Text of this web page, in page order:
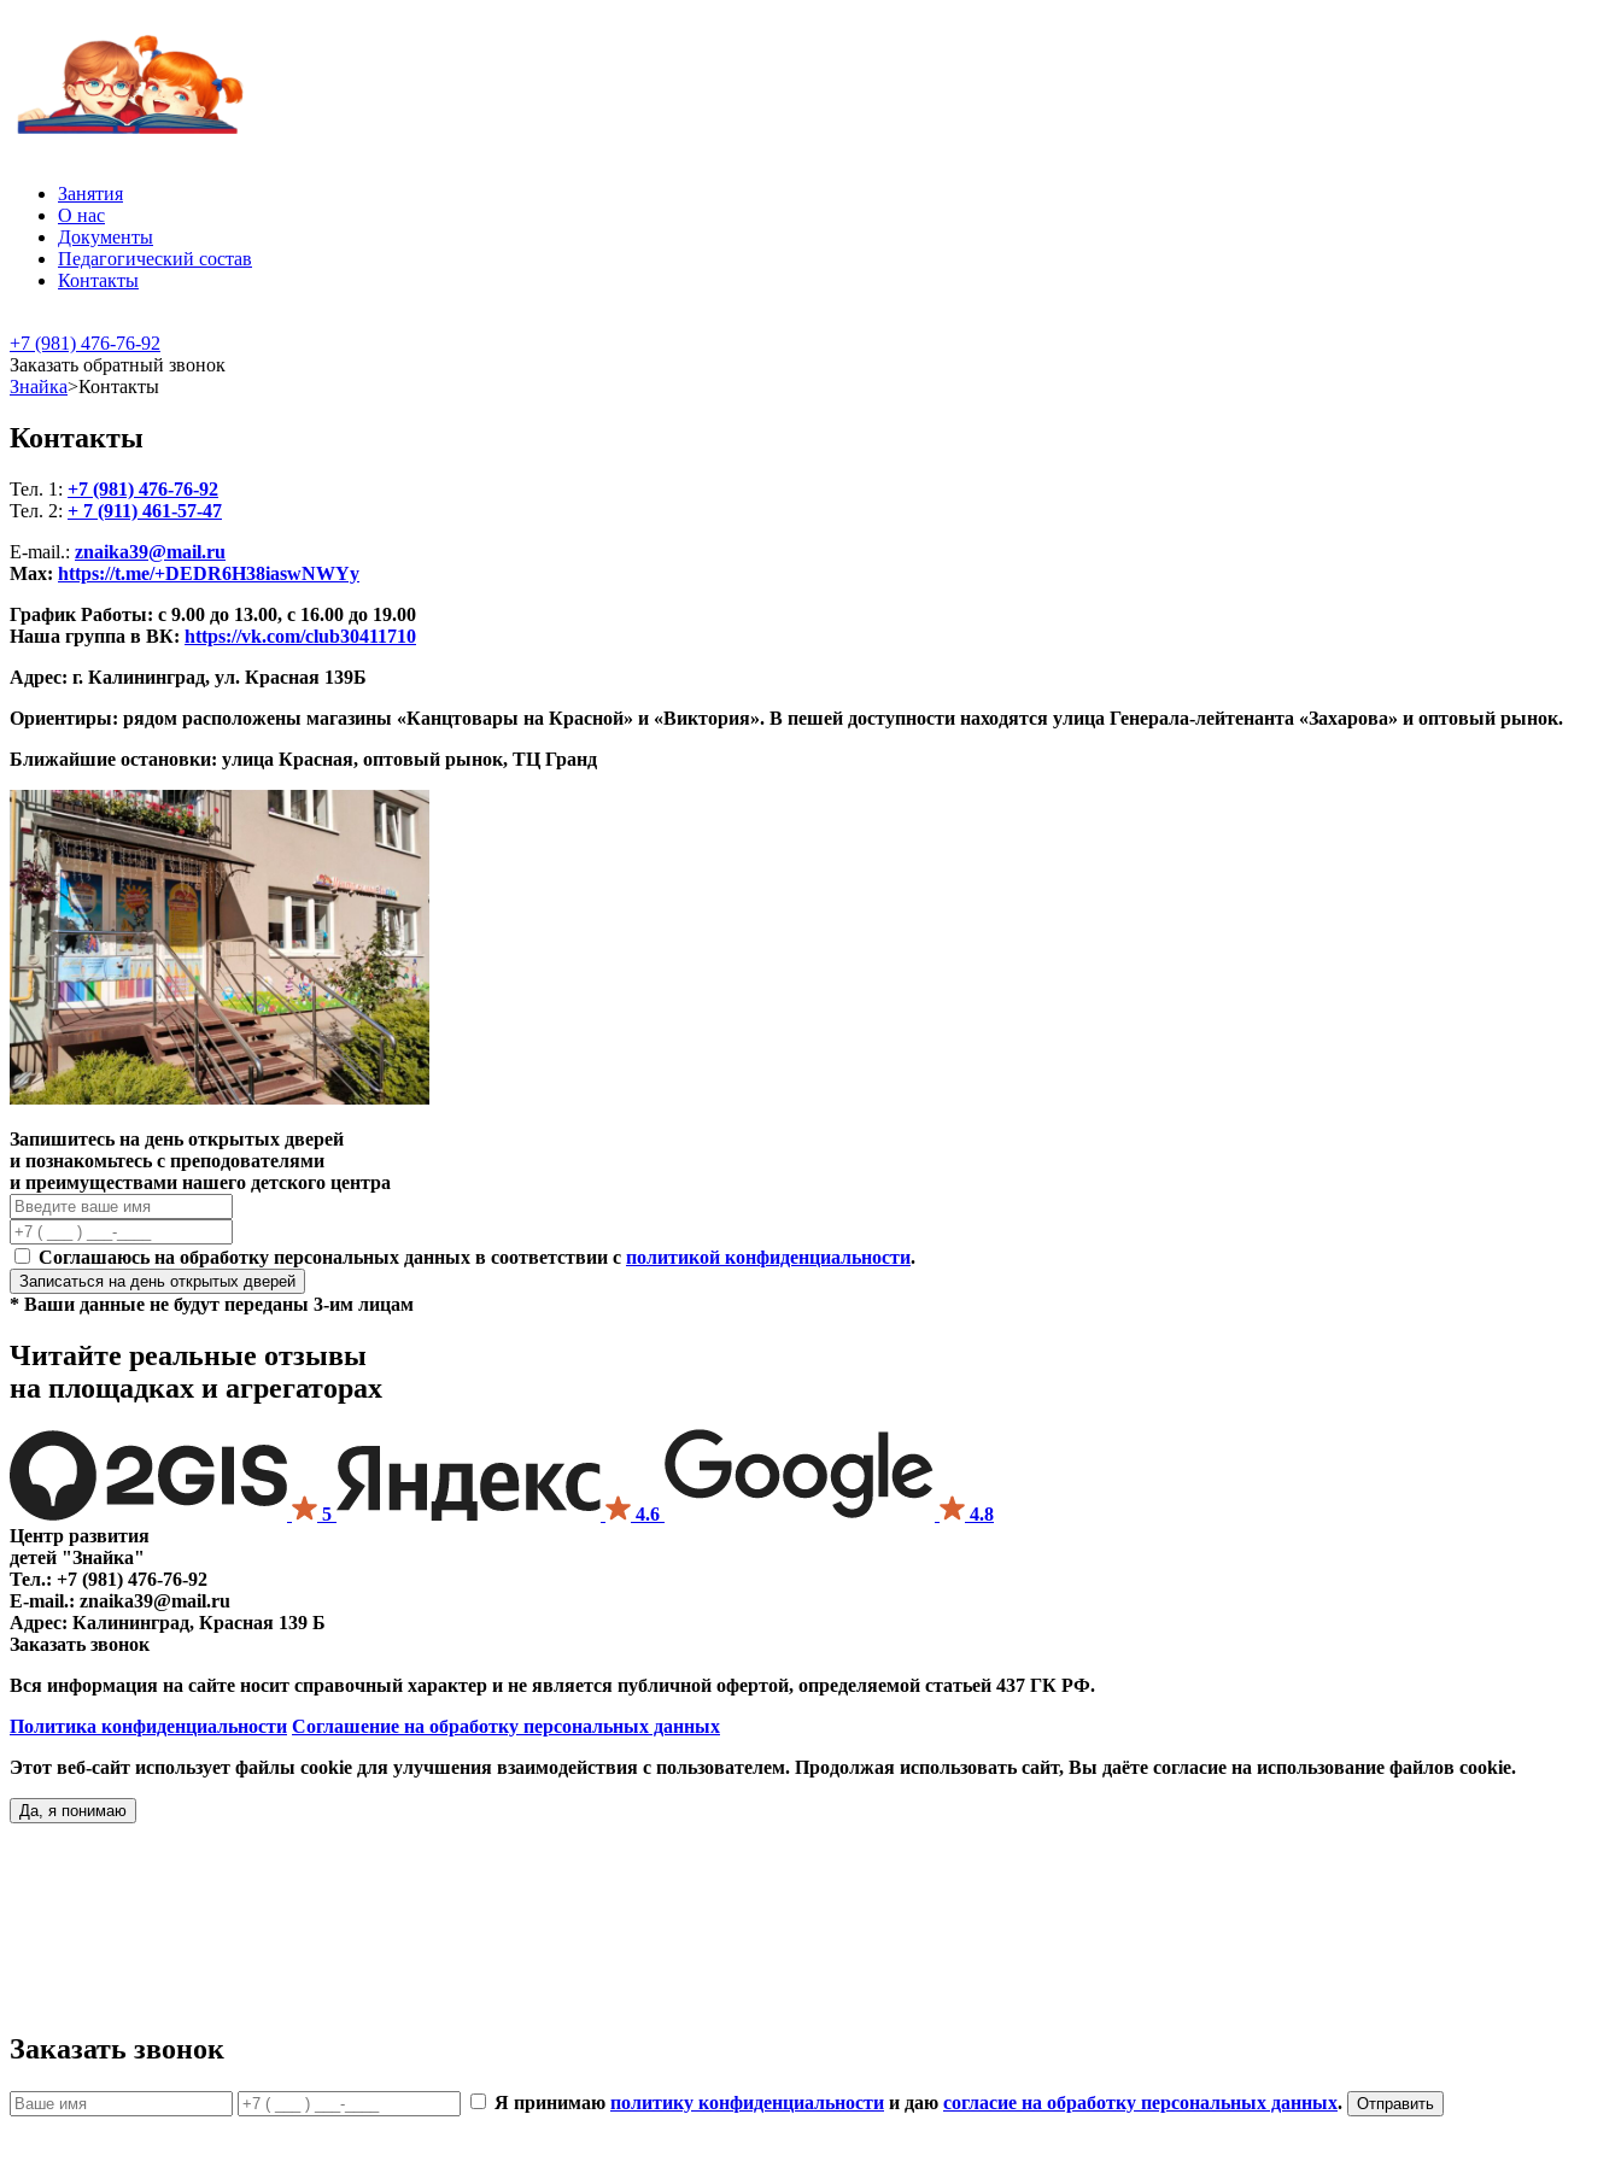
Занятия
О нас
Документы
Педагогический состав
Контакты
+7 (981) 476-76-92
Заказать обратный звонок
Знайка>Контакты
Контакты
Тел. 1: +7 (981) 476-76-92
Тел. 2: + 7 (911) 461-57-47
E-mail.: znaika39@mail.ru
Max: https://t.me/+DEDR6H38iaswNWYy
График Работы: с 9.00 до 13.00, с 16.00 до 19.00
Наша группа в ВК: https://vk.com/club30411710
Адрес: г. Калининград, ул. Красная 139Б
Ориентиры: рядом расположены магазины «Канцтовары на Красной» и «Виктория». В пешей доступности находятся улица Генерала-лейтенанта «Захарова» и оптовый рынок.
Ближайшие остановки: улица Красная, оптовый рынок, ТЦ Гранд
Запишитесь на день открытых дверей
и познакомьтесь с преподователями
и преимуществами нашего детского центра
Соглашаюсь на обработку персональных данных в соответствии с политикой конфиденциальности.
Записаться на день открытых дверей
* Ваши данные не будут переданы 3-им лицам
Читайте реальные отзывы
на площадках и агрегаторах
5 4.6
4.8
Центр развития
детей "Знайка"
Тел.: +7 (981) 476-76-92
E-mail.: znaika39@mail.ru
Адрес: Калининград, Красная 139 Б
Заказать звонок
Вся информация на сайте носит справочный характер и не является публичной офертой, определяемой статьей 437 ГК РФ.
Политика конфиденциальности Соглашение на обработку персональных данных
Этот веб-сайт использует файлы cookie для улучшения взаимодействия с пользователем. Продолжая использовать сайт, Вы даёте согласие на использование файлов cookie.
Да, я понимаю
Заказать звонок
Я принимаю политику конфиденциальности и даю согласие на обработку персональных данных.